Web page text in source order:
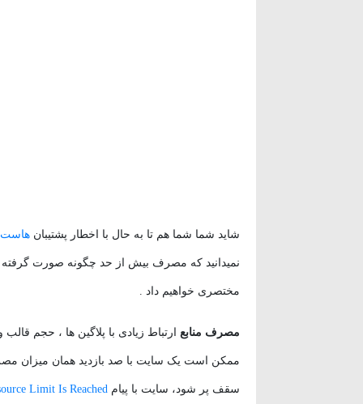
شاید شما شما هم تا به حال با اخطار پشتیبان هاست
نمیدانید که مصرف بیش از حد چگونه صورت
مختصری خواهیم داد .
مصرف منابع ارتباط زیادی با پلاگین ها ، حجم
ممکن است یک سایت با صد بازدید همان میزان
سقف پر شود، سایت با پیام Limit Is Reached